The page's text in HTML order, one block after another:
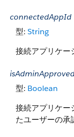
connectedAppId
型: String
接続アプリケー
型: Boolean
接続アプリケー
たユーザーの承